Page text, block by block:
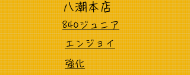
八潮本店
​840ジュニア
​エンジョイ
強化